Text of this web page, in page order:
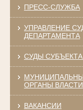
ПРЕСС-СЛУЖБА
УПРАВЛЕНИЕ
ДЕПАРТАМЕНТА
СУДЫ
ОРГАНЫ ВЛАСТИ
ВАКАНСИИ